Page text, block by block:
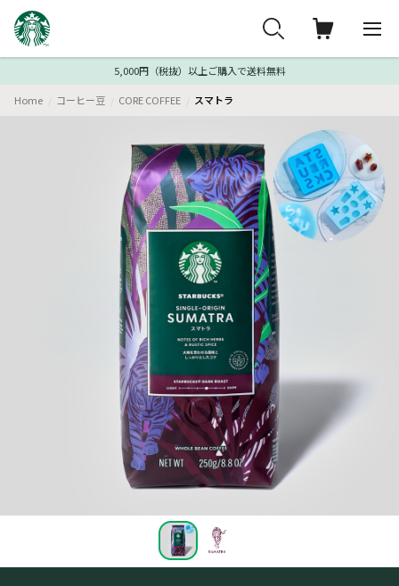
5,000円（税抜）以上ご購入で送料無料
Home コーヒー豆 CORE COFFEE スマトラ